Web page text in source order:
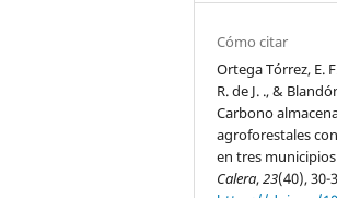
Cómo citar
Ortega Tórrez, E.
R. de J. ., &
Carbono
agroforestales
en tres
Calera,23(40), 30-